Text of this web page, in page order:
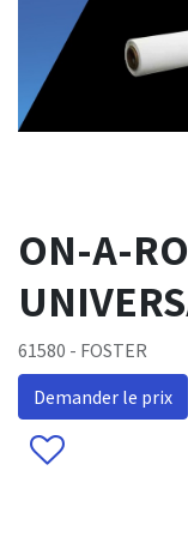
ON-A-
61580 - FOSTER
Demander le prix